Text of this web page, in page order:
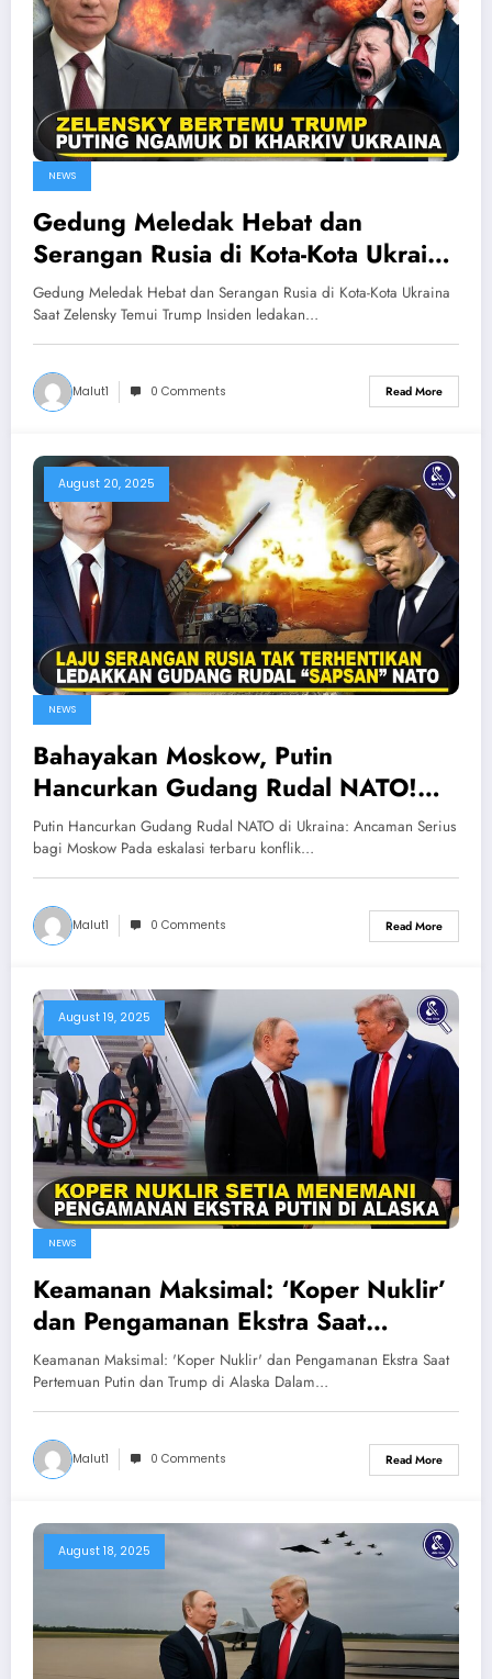
NEWS
Gedung Meledak Hebat dan
Serangan Rusia di Kota-Kota Ukraina
Saat Zelensky Temui Trump
Gedung Meledak Hebat dan Serangan Rusia di Kota-Kota Ukraina
Saat Zelensky Temui Trump Insiden ledakan…
Malut1 0 Comments Read More
August 20, 2025
NEWS
Bahayakan Moskow, Putin
Hancurkan Gudang Rudal NATO!
Rusia Serang Gudang Rudal Ukraina
Didanai NATO
Putin Hancurkan Gudang Rudal NATO di Ukraina: Ancaman Serius
bagi Moskow Pada eskalasi terbaru konflik…
Malut1 0 Comments Read More
August 19, 2025
NEWS
Keamanan Maksimal: ‘Koper Nuklir’
dan Pengamanan Ekstra Saat
Pertemuan Putin dan Trump di
Alaska
Keamanan Maksimal: 'Koper Nuklir' dan Pengamanan Ekstra Saat
Pertemuan Putin dan Trump di Alaska Dalam…
Malut1 0 Comments Read More
August 18, 2025